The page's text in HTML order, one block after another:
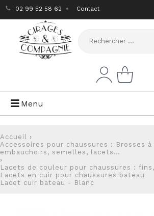
02 99 52 58 62 Contact
Menu
Accueil ›
Accessoires pour chaussures : Brosses à
embauchoirs, semelles, lacets…
›
Lacets de couleur pour chaussures :
Lacets en cuir pour chaussures bateau
Lacet cuir bateau - Blanc